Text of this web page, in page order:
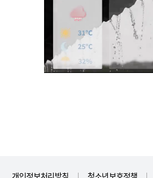
개인정보처리방침 청소년보호정책